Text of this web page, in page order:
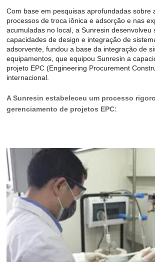
Com base em pesquisas aprofundadas sobre
processos de troca iônica e adsorção e nas
acumuladas no local, a Sunresin desenvolveu
capacidades de design e integração de
adsorvente, fundou a base da integração de
equipamentos, que equipou Sunresin a
projeto EPC (Engineering Procurement
internacional.
A Sunresin estabeleceu um processo
gerenciamento de projetos EPC: